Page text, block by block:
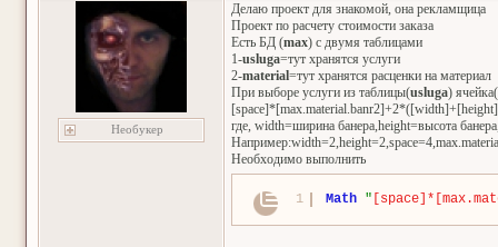
Необукер
Делаю проект для знакомой, она рекламщица
Проект по расчету стоимости заказа
Есть БД (max) с двумя таблицами
1-usluga=тут хранятся услуги
2-material=тут хранятся расценки на материал
При выборе услуги из таблицы(usluga) ячейка(
где, width=ширина банера,height=высота
Необходимо выполнить
1 Math "